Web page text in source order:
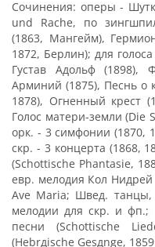
Сочинения: оперы -
und Rache, по
(1863, Мангейм),
1872, Берлин); для
Густав Адольф (1898),
Арминий (1875), Песнь о
1878), Огненный крест
Голос матери-земли (Die
орк. - 3 симфонии (1870,
скр. - 3 концерта (1868,
(Schottische Phantasie,
евр. мелодия Кол Нидрей
Ave Maria; Швед.
мелодии для скр. и фп.;
песни (Schottische
(Hebrдische Gesдnge,